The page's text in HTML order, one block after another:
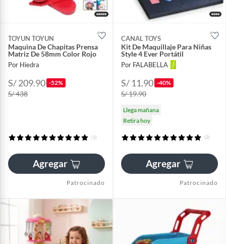
TOYUN TOYUN
Maquina De Chapitas Prensa
Matriz De 58mm Color Rojo
Por Hiedra
S/ 209.90 -52%
S/ 438
(1)
Agregar
Patrocinado
CANAL TOYS
Kit De Maquillaje Para Niñas
Style 4 Ever Portátil
Por FALABELLA
S/ 11.90 -40%
S/ 19.90
Llega mañana
Retira hoy
(2)
Agregar
Patrocinado